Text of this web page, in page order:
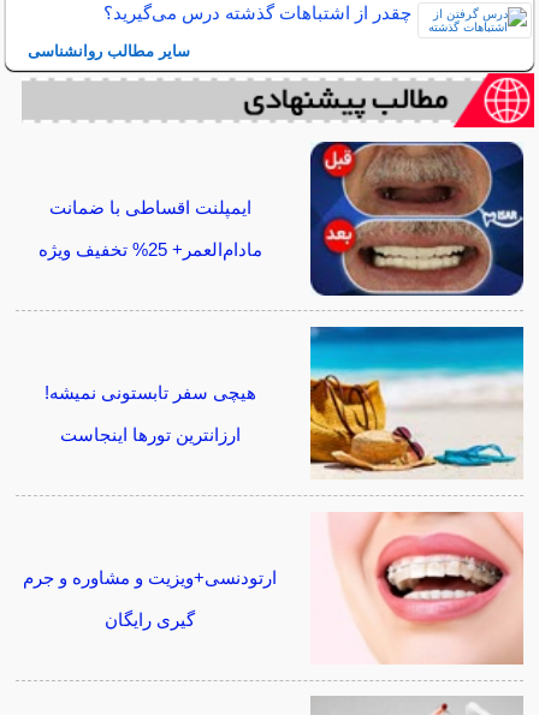
چقدر از اشتباهات گذشته درس می‌گیرید؟
سایر مطالب روانشناسی
ایمپلنت اقساطی با ضمانت
مادام‌العمر+ 25% تخفیف ویژه
هیچی سفر تابستونی نمیشه!
ارزانترین تورها اینجاست
ارتودنسی+ویزیت و مشاوره و جرم
گیری رایگان